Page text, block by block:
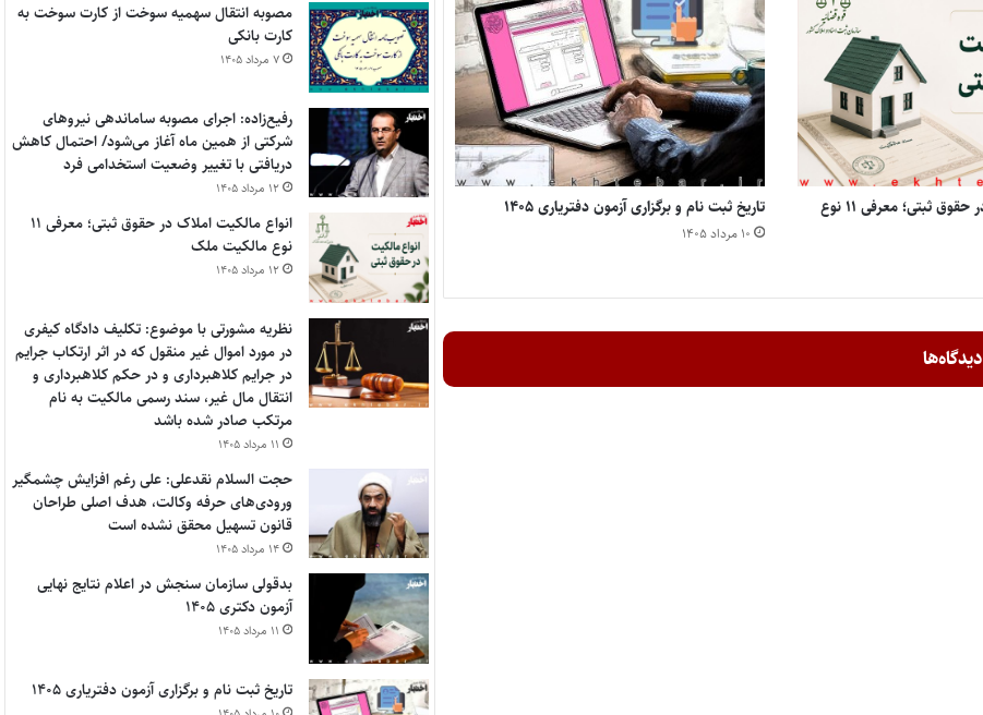
انواع مالکیت املاک در حقوق ثبتی؛ معرفی ۱۱ نوع
تاریخ ثبت نام و برگزاری آزمون دفتریاری ۱۴۰۵
۱۰ مرداد ۱۴۰۵
دیدگاه‌ها
مصوبه انتقال سهمیه سوخت از کارت سوخت به
کارت بانکی
۷ مرداد ۱۴۰۵
رفیع‌زاده: اجرای مصوبه ساماندهی نیروهای
شرکتی از همین ماه آغاز می‌شود/ احتمال کاهش
دریافتی با تغییر وضعیت استخدامی فرد
۱۲ مرداد ۱۴۰۵
انواع مالکیت املاک در حقوق ثبتی؛ معرفی ۱۱
نوع مالکیت ملک
۱۲ مرداد ۱۴۰۵
نظریه مشورتی با موضوع: تکلیف دادگاه کیفری
در مورد اموال غیر منقول که در اثر ارتکاب جرایم
در جرایم کلاهبرداری و در حکم کلاهبرداری و
انتقال مال غیر، سند رسمی مالکیت به نام
مرتکب صادر شده باشد
۱۱ مرداد ۱۴۰۵
حجت السلام نقدعلی: علی رغم افزایش چشمگیر
ورودی‌های حرفه وکالت، هدف اصلی طراحان
قانون تسهیل محقق نشده است
۱۴ مرداد ۱۴۰۵
بدقولی سازمان سنجش در اعلام نتایج نهایی
آزمون دکتری ۱۴۰۵
۱۱ مرداد ۱۴۰۵
تاریخ ثبت نام و برگزاری آزمون دفتریاری ۱۴۰۵